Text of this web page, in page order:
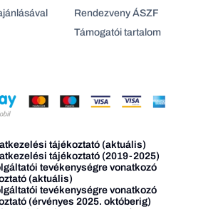
Rendezveny ÁSZF
Támogatói tartalom
tájékoztató (aktuális)
tájékoztató (2019-2025)
tevékenységre vonatkozó
(aktuális)
tevékenységre vonatkozó
(érvényes 2025. októberig)